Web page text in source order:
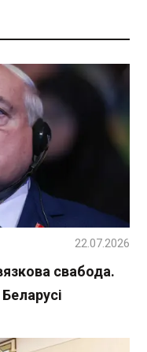
свабода.
22.07.2026